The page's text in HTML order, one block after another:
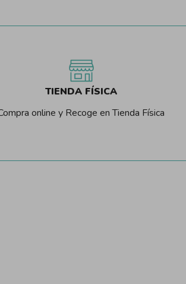
TIENDA FÍSICA
online y Recoge en Tienda Física